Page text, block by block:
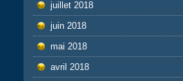
juillet 2018
juin 2018
mai 2018
avril 2018